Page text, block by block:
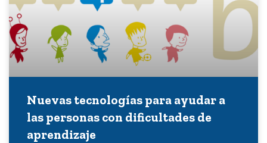
Nuevas tecnologías para ayudar a
las personas con dificultades de
aprendizaje